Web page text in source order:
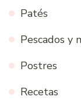
Patés
Pescados y
Postres
Recetas